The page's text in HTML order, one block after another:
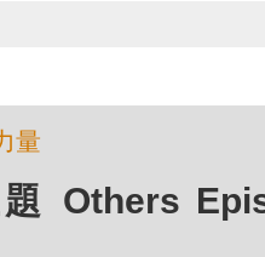
量
Others